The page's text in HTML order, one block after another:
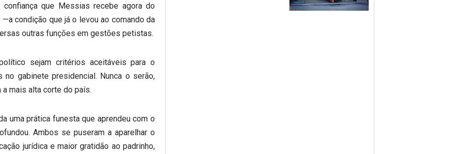
que Messias recebe agora do
condição que já o levou ao comando da
outras funções em gestões petistas.
sejam critérios aceitáveis para o
gabinete presidencial. Nunca o serão,
mais alta corte do país.
uma prática funesta que aprendeu com o
Ambos se puseram a aparelhar o
jurídica e maior gratidão ao padrinho,